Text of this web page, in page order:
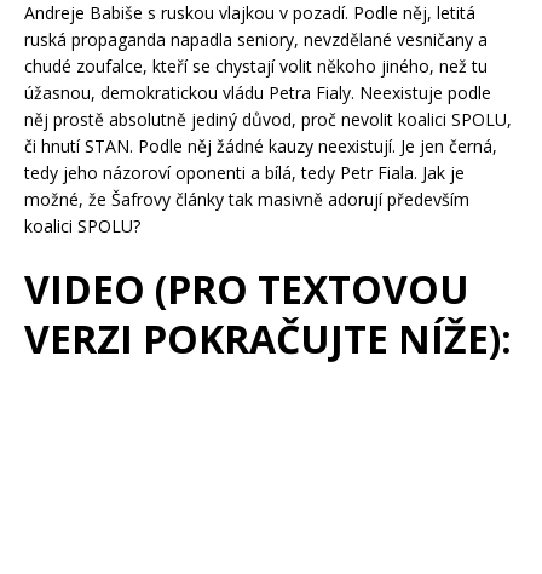
Andreje Babiše s ruskou vlajkou v pozadí. Podle něj, letitá
ruská propaganda napadla seniory, nevzdělané vesničany a
chudé zoufalce, kteří se chystají volit někoho jiného, než tu
úžasnou, demokratickou vládu Petra Fialy. Neexistuje podle
něj prostě absolutně jediný důvod, proč nevolit koalici SPOLU,
či hnutí STAN. Podle něj žádné kauzy neexistují. Je jen černá,
tedy jeho názoroví oponenti a bílá, tedy Petr Fiala. Jak je
možné, že Šafrovy články tak masivně adorují především
koalici SPOLU?
VIDEO (PRO TEXTOVOU
VERZI POKRAČUJTE NÍŽE):